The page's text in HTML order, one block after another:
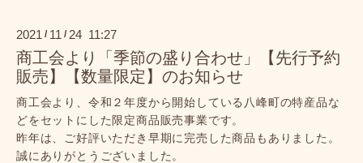
2021 / 11 / 24 11:27
商工会より「季節の盛り合わせ」【先行予約
販売】【数量限定】のお知らせ
商工会より、 令和２年度から開始している八峰町の特産品な
どをセットにした限定商品販売事業です。
昨年は、ご好評いただき早期に完売した商品もありました。
誠にありがとうございました。